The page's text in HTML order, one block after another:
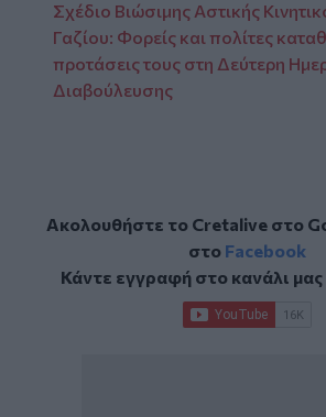
Σχέδιο Βιώσιμης Αστικής
Γαζίου: Φορείς και πολίτες
προτάσεις τους στη Δεύτερη
Διαβούλευσης
Ακολουθήστε το Cretalive στο
στο Facebook
Κάντε εγγραφή στο κανάλι